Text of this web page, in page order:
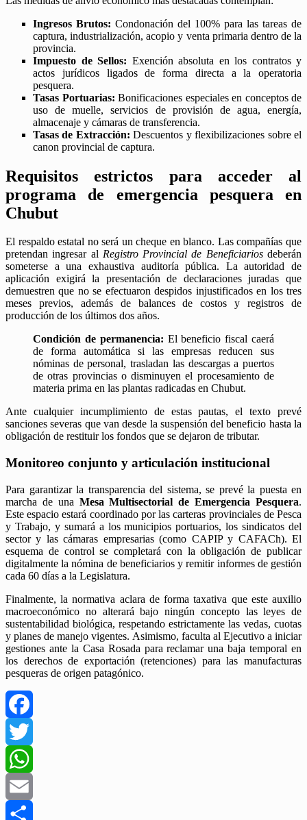
Ingresos Brutos: Condonación del 100% para las tareas de
captura, industrialización, acopio y venta primaria dentro de la
provincia.
Impuesto de Sellos: Exención absoluta en los contratos y
actos jurídicos ligados de forma directa a la operatoria
pesquera.
Tasas Portuarias: Bonificaciones especiales en conceptos de
uso de muelle, servicios de provisión de agua, energía,
almacenaje y cámaras de transferencia.
Tasas de Extracción: Descuentos y flexibilizaciones sobre el
canon provincial de captura.
Requisitos estrictos para acceder al
programa de emergencia pesquera en
Chubut
El respaldo estatal no será un cheque en blanco. Las compañías que
pretendan ingresar al Registro Provincial de Beneficiariosdeberán
someterse a una exhaustiva auditoría pública. La autoridad de
aplicación exigirá la presentación de declaraciones juradas que
demuestren que no se efectuaron despidos injustificados en los tres
meses previos, además de balances de costos y registros de
producción de los últimos dos años.
Condición de permanencia: El beneficio fiscal caerá
de forma automática si las empresas reducen sus
nóminas de personal, trasladan las descargas a puertos
de otras provincias o disminuyen el procesamiento de
materia prima en las plantas radicadas en Chubut.
Ante cualquier incumplimiento de estas pautas, el texto prevé
sanciones severas que van desde la suspensión del beneficio hasta la
obligación de restituir los fondos que se dejaron de tributar.
Monitoreo conjunto y articulación institucional
Para garantizar la transparencia del sistema, se prevé la puesta en
marcha de una Mesa Multisectorial de Emergencia Pesquera.
Este espacio estará coordinado por las carteras provinciales de Pesca
y Trabajo, y sumará a los municipios portuarios, los sindicatos del
sector y las cámaras empresarias (como CAPIP y CAFACh). El
esquema de control se completará con la obligación de publicar
digitalmente la nómina de beneficiarios y remitir informes de gestión
cada 60 días a la Legislatura.
Finalmente, la normativa aclara de forma taxativa que este auxilio
macroeconómico no alterará bajo ningún concepto las leyes de
sustentabilidad biológica, respetando estrictamente las vedas, cuotas
y planes de manejo vigentes. Asimismo, faculta al Ejecutivo a iniciar
gestiones ante la Casa Rosada para reclamar una baja temporal en
los derechos de exportación (retenciones) para las manufacturas
pesqueras de origen patagónico.
Facebook
Twitter
WhatsApp
Email